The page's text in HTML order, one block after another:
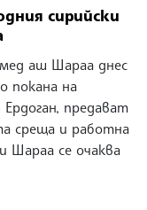
сирийски
аш Шараа днес
покана на
предават
среща и работна
Шараа се очаква